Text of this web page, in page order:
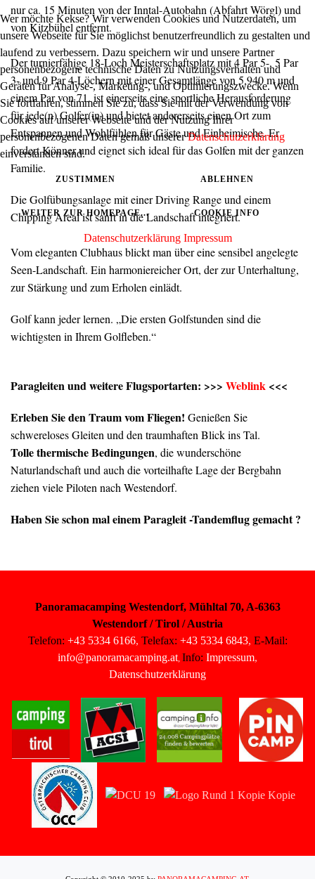
nur ca. 15 Minuten von der Inntal-Autobahn (Abfahrt Wörgl) und
von Kitzbühel entfernt.
Der turnierfähige 18-Loch Meisterschaftsplatz mit 4 Par 5-, 5 Par
3- und 9 Par 4-Löchern mit einer Gesamtlänge von 5.940 m und
einem Par von 71. ist einerseits eine sportliche Herausforderung
für jede(n) Golfer(in) und bietet andererseits einen Ort zum
Entspannen und Wohlfühlen für Gäste und Einheimische. Er
fordert Könner und eignet sich ideal für das Golfen mit der ganzen
Familie.
Die Golfübungsanlage mit einer Driving Range und einem
Chipping Areal ist sanft in die Landschaft integriert.
Vom eleganten Clubhaus blickt man über eine sensibel angelegte
Seen-Landschaft. Ein harmoniereicher Ort, der zur Unterhaltung,
zur Stärkung und zum Erholen einlädt.
Golf kann jeder lernen. „Die ersten Golfstunden sind die
wichtigsten in Ihrem Golfleben.“
Paragleiten und weitere Flugsportarten: >>> Weblink <<<
Erleben Sie den Traum vom Fliegen! Genießen Sie
schwereloses Gleiten und den traumhaften Blick ins Tal.
Tolle thermische Bedingungen, die wunderschöne
Naturlandschaft und auch die vorteilhafte Lage der Bergbahn
ziehen viele Piloten nach Westendorf.
Haben Sie schon mal einem Paragleit -Tandemflug gemacht ?
Panoramacamping Westendorf, Mühltal 70, A-6363
Westendorf / Tirol / Austria
Telefon: +43 5334 6166, Telefax: +43 5334 6843, E-Mail:
info@panoramacamping.at, Info: Impressum,
Datenschutzerklärung
Wer möchte Kekse? Wir verwenden Cookies und Nutzerdaten, um
unsere Webseite für Sie möglichst benutzerfreundlich zu gestalten und
laufend zu verbessern. Dazu speichern wir und unsere Partner
personenbezogene technische Daten zu Nutzungsverhalten und
Geräten für Analyse-, Marketing-, und Optimierungszwecke. Wenn
Sie fortfahren, stimmen Sie zu, dass Sie mit der Verwendung von
Cookies auf unserer Webseite und der Nutzung Ihrer
personenbezogenen Daten gemäß unsererDatenschutzerklärung
einverstanden sind.
ZUSTIMMEN
WEITER ZUR HOMEPAGE...
ABLEHNEN
COOKIE INFO
Datenschutzerklärung Impressum